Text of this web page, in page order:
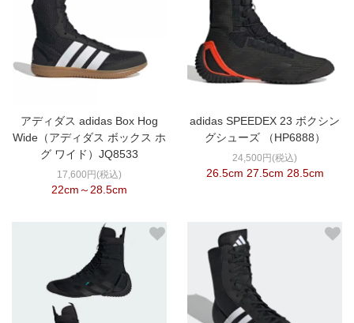
アディダス adidas Box Hog
Wide（アディダス ボックス ホ
グ ワイド）JQ8533
17,600円(税込)
22cm～28.5cm
adidas SPEEDEX 23 ボクシン
グシューズ （HP6888）
24,500円(税込)
26.5cm 27.5cm 28.5cm